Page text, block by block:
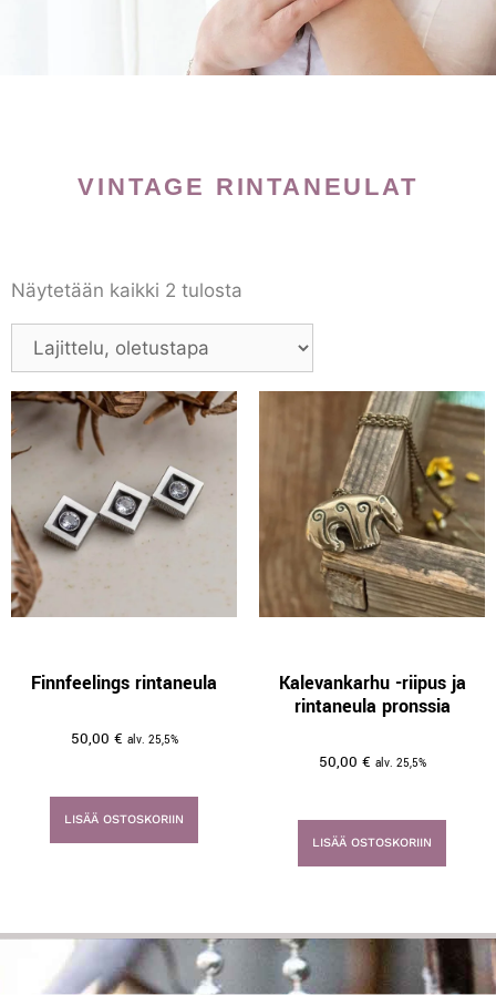
VINTAGE RINTANEULAT
Näytetään kaikki 2 tulosta
Finnfeelings rintaneula
50,00 € alv. 25,5%
LISÄÄ OSTOSKORIIN
Kalevankarhu -riipus ja
rintaneula pronssia
50,00 € alv. 25,5%
LISÄÄ OSTOSKORIIN